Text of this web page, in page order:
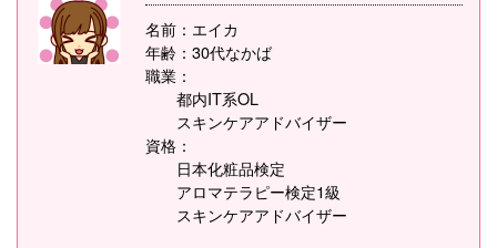
名前：エイカ
年齢：30代なかば
職業：
都内IT系OL
スキンケアアドバイザー
資格：
日本化粧品検定
アロマテラピー検定1級
スキンケアアドバイザー